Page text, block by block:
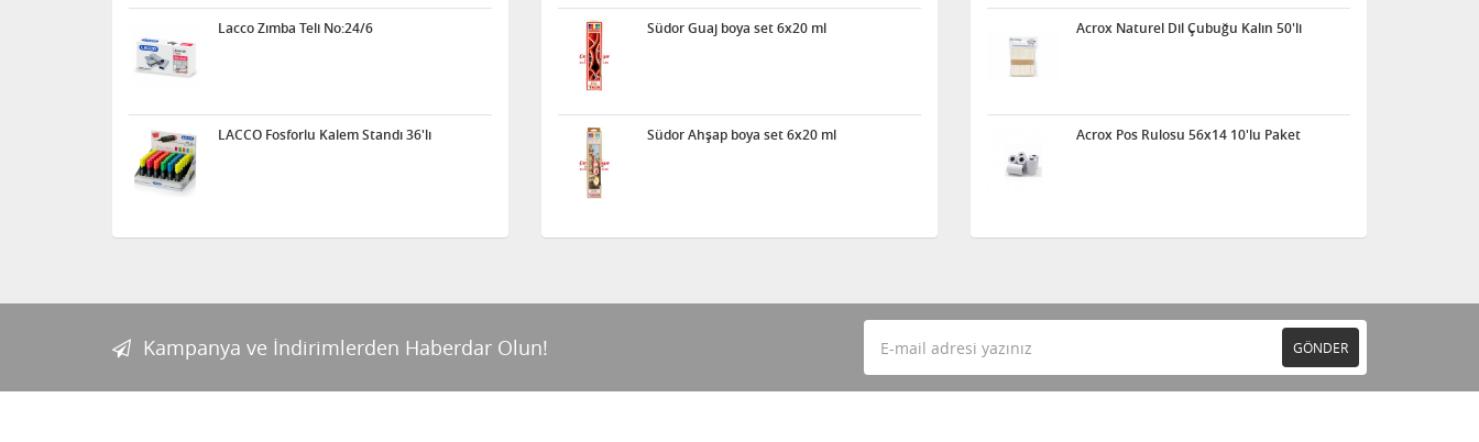
Lacco Zımba Teli No:24/6
LACCO Fosforlu Kalem Standı 36'lı
Südor Guaj boya set 6x20 ml
Südor Ahşap boya set 6x20 ml
Acrox Naturel Dil Çubuğu Kalın 50'li
Acrox Pos Rulosu 56x14 10'lu Paket
Kampanya ve İndirimlerden Haberdar Olun! GÖNDER